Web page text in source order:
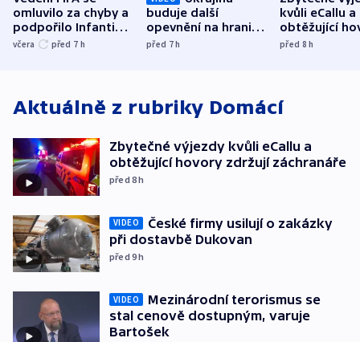
omluvilo za chyby a
podpořilo Infantina.
UEFA trvá na
včera před 7 h
buduje další
opevnění na hranici
s Běloruskem
před 7h
kvůli eCallu a
obtěžující
zdržují
před 8h
Aktuálně z rubriky Domácí
Zbytečné výjezdy kvůli eCallu a
obtěžující hovory zdržují záchranáře
před 8h
VIDEO
České firmy usilují o zakázky
při dostavbě Dukovan
před 9h
VIDEO
Mezinárodní terorismus se
stal cenově dostupným, varuje
Bartošek